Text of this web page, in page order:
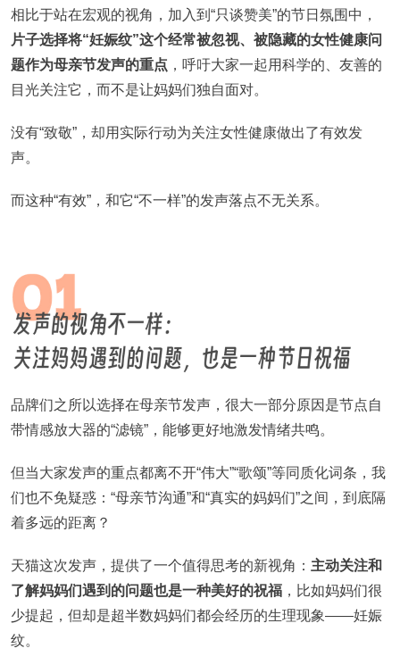
相比于站在宏观的视角，加入到“只谈赞美”的节日氛围中，
片子选择将“妊娠纹”这个经常被忽视、被隐藏的女性健康问
题作为母亲节发声的重点 ，呼吁大家一起用科学的、友善的
目光关注它，而不是让妈妈们独自面对。
没有“致敬”，却用实际行动为关注女性健康做出了有效发
声。
而这种“有效”，和它“不一样”的发声落点不无关系。
品牌们之所以选择在母亲节发声，很大一部分原因是节点自
带情感放大器的“滤镜”，能够更好地激发情绪共鸣。
但当大家发声的重点都离不开“伟大”“歌颂”等同质化词条，我
们也不免疑惑：“母亲节沟通”和“真实的妈妈们”之间，到底隔
着多远的距离？
天猫这次发声，提供了一个值得思考的新视角： 主动关注和
了解妈妈们遇到的问题也是一种美好的祝福 ，比如妈妈们很
少提起，但却是超半数妈妈们都会经历的生理现象——妊娠
纹。